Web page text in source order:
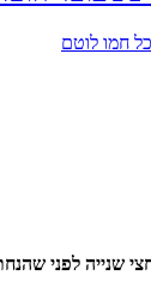
חמו לוטם
שנייה לפני